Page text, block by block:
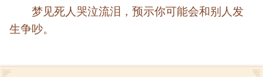
梦见死人哭泣流泪，预示你可能会和别人发
生争吵。